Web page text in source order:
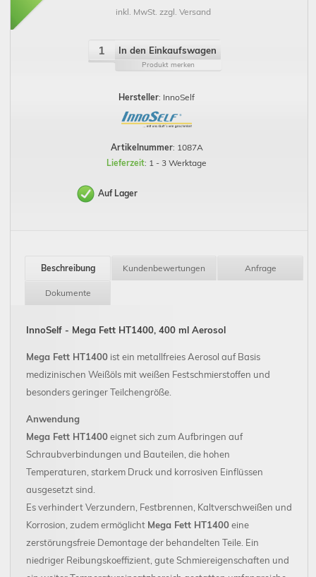
inkl. MwSt. zzgl. Versand
In den Einkaufswagen
Produkt merken
Hersteller: InnoSelf
Artikelnummer: 1087A
Lieferzeit: 1 - 3 Werktage
Auf Lager
Beschreibung Kundenbewertungen Anfrage
Dokumente
InnoSelf - Mega Fett HT1400, 400 ml Aerosol
Mega Fett HT1400 ist ein metallfreies Aerosol auf Basis
medizinischen Weißöls mit weißen Festschmierstoffen und
besonders geringer Teilchengröße.
Anwendung
Mega Fett HT1400eignet sich zum Aufbringen auf
Schraubverbindungen und Bauteilen, die hohen
Temperaturen, starkem Druck und korrosiven Einflüssen
ausgesetzt sind.
Es verhindert Verzundern, Festbrennen, Kaltverschweißen und
Korrosion, zudem ermöglicht Mega Fett HT1400eine
zerstörungsfreie Demontage der behandelten Teile. Ein
niedriger Reibungskoeffizient, gute Schmiereigenschaften und